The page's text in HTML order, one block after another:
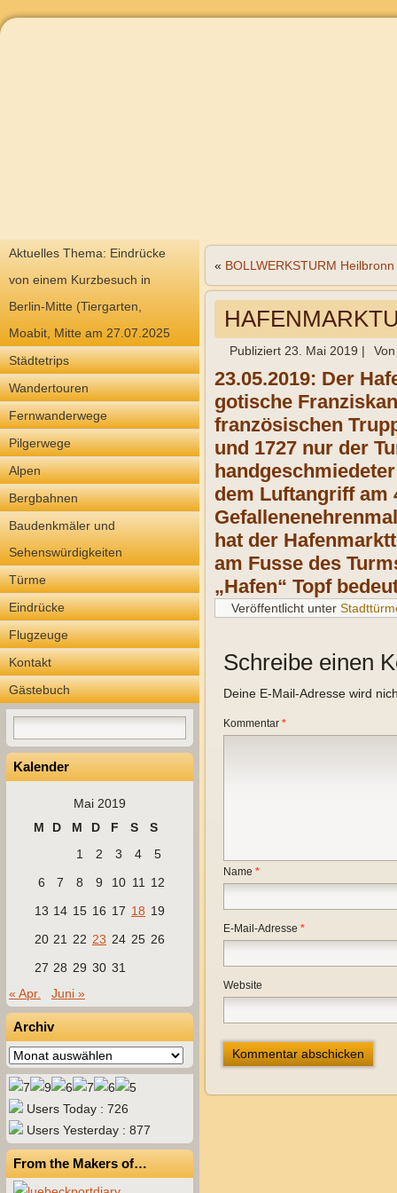
Aktuelles Thema: Eindrücke
von einem Kurzbesuch in
Berlin-Mitte (Tiergarten,
Moabit, Mitte am 27.07.2025
Städtetrips
Wandertouren
Fernwanderwege
Pilgerwege
Alpen
Bergbahnen
Baudenkmäler und
Sehenswürdigkeiten
Türme
Eindrücke
Flugzeuge
Kontakt
Gästebuch
Kalender
Mai 2019
M
D M D F S
S
1
2 3 4
5
6
7 8 9 10 11
12
13 14 15 16 17 18 19
20 21 22 23 24 25 26
27 28 29 30 31
« Apr.
Juni »
Archiv
Archiv
Users Today : 726
Users Yesterday : 877
From the Makers of…
« BOLLWERKSTURM Heilbronn
Publiziert 23. Mai 2019 | Von
23.05.2019: Der
gotische
französischen
und 1727 nur der
dem Luftangriff am
hat der
am Fusse des
„Hafen“ Topf
Veröffentlicht unter
Schreibe einen
Deine E-Mail-Adresse wird
Kommentar *
Name *
E-Mail-Adresse *
Website